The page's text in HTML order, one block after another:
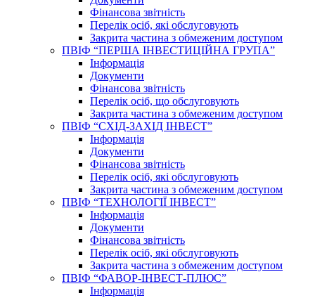
Фінансова звітність
Перелік осіб, які обслуговують
Закрита частина з обмеженим доступом
ПВІФ “ПЕРША ІНВЕСТИЦІЙНА ГРУПА”
Інформація
Документи
Фінансова звітність
Перелік осіб, що обслуговують
Закрита частина з обмеженим доступом
ПВІФ “СХІД-ЗАХІД ІНВЕСТ”
Інформація
Документи
Фінансова звітність
Перелік осіб, які обслуговують
Закрита частина з обмеженим доступом
ПВІФ “ТЕХНОЛОГІЇ ІНВЕСТ”
Інформація
Документи
Фінансова звітність
Перелік осіб, які обслуговують
Закрита частина з обмеженим доступом
ПВІФ “ФАВОР-ІНВЕСТ-ПЛЮС”
Інформація